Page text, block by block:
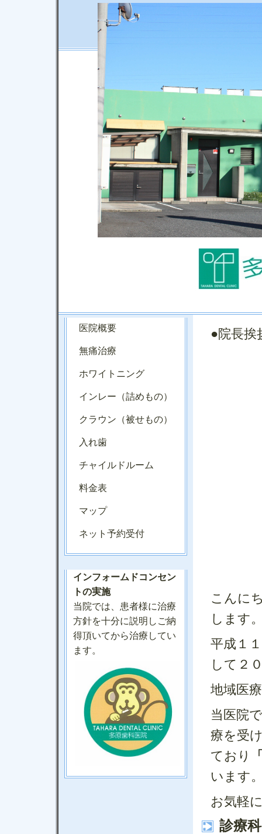
●院長挨
こんに
します
平成１
して２
地域医
当医院
療を受
ており
います
お気軽
診療
医院概要
無痛治療
ホワイトニング
インレー（詰めもの）
クラウン（被せもの）
入れ歯
チャイルドルーム
料金表
マップ
ネット予約受付
インフォームドコンセン
トの実施
当院では、患者様に治療
方針を十分に説明しご納
得頂いてから治療してい
ます。